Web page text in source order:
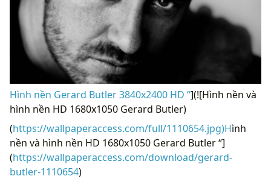
Hình nền Gerard Butler 3840x2400 HD “](![Hình nền và
hình nền HD 1680x1050 Gerard Butler)
(https://wallpaperaccess.com/full/1110654.jpg)Hình
nền và hình nền HD 1680x1050 Gerard Butler “]
(https://wallpaperaccess.com/download/gerard-
butler-1110654)